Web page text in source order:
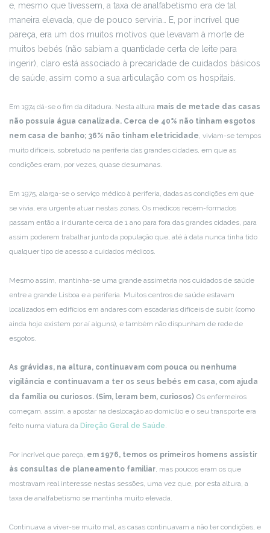
e, mesmo que tivessem, a taxa de analfabetismo era de tal
maneira elevada, que de pouco serviria… E, por incrível que
pareça, era um dos muitos motivos que levavam à morte de
muitos bebés (não sabiam a quantidade certa de leite para
ingerir), claro está associado à precaridade de cuidados básicos
de saúde, assim como a sua articulação com os hospitais.
Em 1974 dá-se o fim da ditadura. Nesta altura mais de metade das casas
não possuía água canalizada. Cerca de 40% não tinham esgotos
nem casa de banho; 36% não tinham eletricidade, viviam-se tempos
muito difíceis, sobretudo na periferia das grandes cidades, em que as
condições eram, por vezes, quase desumanas.
Em 1975, alarga-se o serviço médico à periferia, dadas as condições em que
se vivia, era urgente atuar nestas zonas. Os médicos recém-formados
passam então a ir durante cerca de 1 ano para fora das grandes cidades, para
assim poderem trabalhar junto da população que, até à data nunca tinha tido
qualquer tipo de acesso a cuidados médicos.
Mesmo assim, mantinha-se uma grande assimetria nos cuidados de saúde
entre a grande Lisboa e a periferia. Muitos centros de saúde estavam
localizados em edifícios em andares com escadarias difíceis de subir, (como
ainda hoje existem por aí alguns), e também não dispunham de rede de
esgotos.
As grávidas, na altura, continuavam com pouca ou nenhuma
vigilância e continuavam a ter os seus bebés em casa, com ajuda
da família ou curiosos. (Sim, leram bem, curiosos) Os enfermeiros
começam, assim, a apostar na deslocação ao domicílio e o seu transporte era
feito numa viatura da Direção Geral de Saúde.
Por incrível que pareça, em 1976, temos os primeiros homens assistir
às consultas de planeamento familiar, mas poucos eram os que
mostravam real interesse nestas sessões, uma vez que, por esta altura, a
taxa de analfabetismo se mantinha muito elevada.
Continuava a viver-se muito mal, as casas continuavam a não ter condições, e